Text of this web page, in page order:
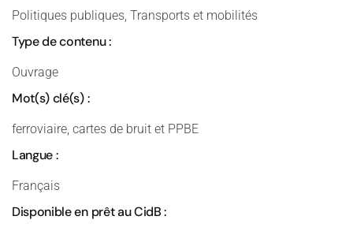
Politiques publiques, Transports et mobilités
Type de contenu :
Ouvrage
Mot(s) clé(s) :
ferroviaire, cartes de bruit et PPBE
Langue :
Français
Disponible en prêt au CidB :